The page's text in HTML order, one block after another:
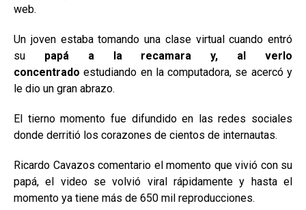
web.
Un joven estaba tomando una clase virtual cuando entró
su papá a la recamara y, al verlo
concentrado estudiando en la computadora, se acercó y
le dio un gran abrazo.
El tierno momento fue difundido en las redes sociales
donde derritió los corazones de cientos de internautas.
Ricardo Cavazos comentario el momento que vivió con su
papá, el video se volvió viral rápidamente y hasta el
momento ya tiene más de 650 mil reproducciones.